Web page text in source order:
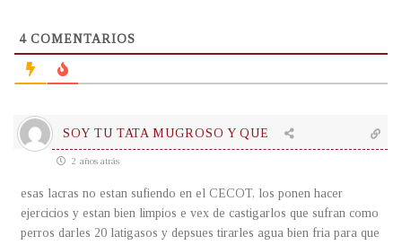
4COMENTARIOS
SOY TU TATA MUGROSO Y QUE
2 años atrás
esas lacras no estan sufiendo en el CECOT, los ponen hacer
ejercicios y estan bien limpios e vex de castigarlos que sufran como
perros darles 20 latigasos y depsues tirarles agua bien fria para que